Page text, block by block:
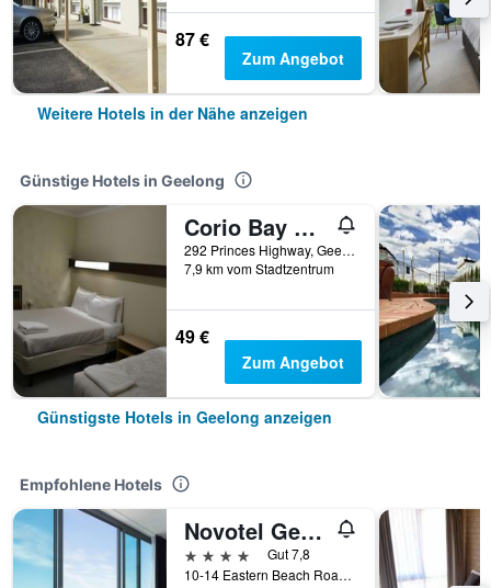
87 €
Zum Angebot
Weitere Hotels in der Nähe anzeigen
Günstige Hotels in Geelong
Corio Bay Motel
292 Princes Highway, Geelong, VIC, Australien
7,9 km vom Stadtzentrum
49 €
Zum Angebot
Günstigste Hotels in Geelong anzeigen
Empfohlene Hotels
Novotel Geelong
4 Sterne
Gut 7,8
10-14 Eastern Beach Road, Geelong, VIC, Australien